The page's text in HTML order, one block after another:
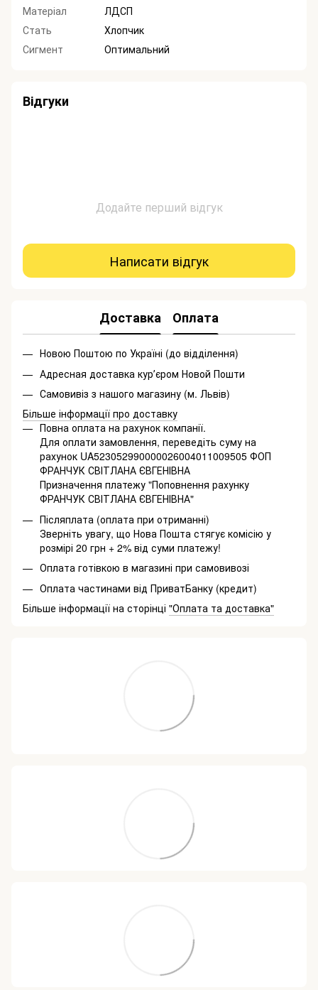
Матеріал
ЛДСП
Стать
Хлопчик
Сигмент
Оптимальний
Відгуки
Додайте перший відгук
Написати відгук
Доставка Оплата
Новою Поштою по Україні (до відділення)
Адресная доставка курʼєром Новой Пошти
Самовивіз з нашого магазину (м. Львів)
Більше інформації про доставку
Повна оплата на рахунок компанії.
Для оплати замовлення, переведіть суму на
рахунок UA523052990000026004011009505 ФОП
ФРАНЧУК СВІТЛАНА ЄВГЕНІВНА
Призначення платежу "Поповнення рахунку
ФРАНЧУК СВІТЛАНА ЄВГЕНІВНА"
Післяплата (оплата при отриманні)
Зверніть увагу, що Нова Пошта стягує комісію у
розмірі 20 грн + 2% від суми платежу!
Оплата готівкою в магазині при самовивозі
Оплата частинами від ПриватБанку (кредит)
Більше інформації на сторінці "Оплата та доставка"